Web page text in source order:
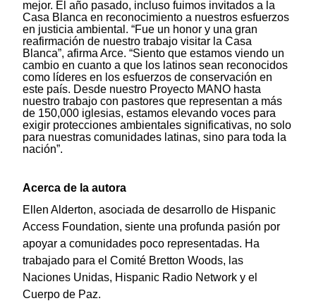
mejor. El año pasado, incluso fuimos invitados a la
Casa Blanca en reconocimiento a nuestros esfuerzos
en justicia ambiental. “Fue un honor y una gran
reafirmación de nuestro trabajo visitar la Casa
Blanca”, afirma Arce. “Siento que estamos viendo un
cambio en cuanto a que los latinos sean reconocidos
como líderes en los esfuerzos de conservación en
este país. Desde nuestro Proyecto MANO hasta
nuestro trabajo con pastores que representan a más
de 150,000 iglesias, estamos elevando voces para
exigir protecciones ambientales significativas, no solo
para nuestras comunidades latinas, sino para toda la
nación”.
Acerca de la autora
Ellen Alderton, asociada de desarrollo de Hispanic
Access Foundation, siente una profunda pasión por
apoyar a comunidades poco representadas. Ha
trabajado para el Comité Bretton Woods, las
Naciones Unidas, Hispanic Radio Network y el
Cuerpo de Paz.